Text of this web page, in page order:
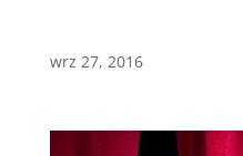
wrz 27, 2016